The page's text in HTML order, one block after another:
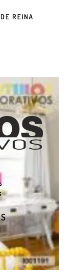
REINA